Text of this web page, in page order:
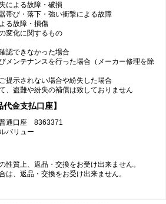
による故障・破損
帯び・落下・強い衝撃による故障
る故障・損傷
変化に関するもの
認できなかった場合
メンテナンスを行った場合（メーカー修理を除
提示されない場合や紛失した場合
、盗難や紛失の補償は致しておりません
金支払口座】
通口座 8363371
バリュー
性質上、返品・交換をお受け出来ません。
は、返品・交換をお受け出来ません。